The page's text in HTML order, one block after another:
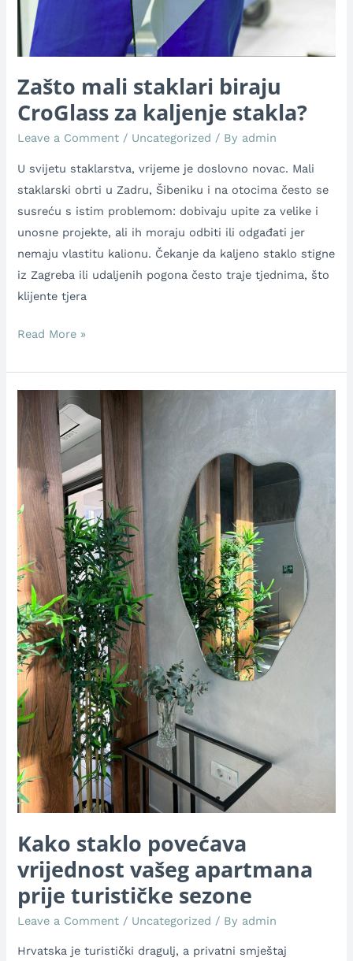
Zašto mali staklari biraju
CroGlass za kaljenje stakla?
Leave a Comment / Uncategorized / By admin
U svijetu staklarstva, vrijeme je doslovno novac. Mali
staklarski obrti u Zadru, Šibeniku i na otocima često se
susreću s istim problemom: dobivaju upite za velike i
unosne projekte, ali ih moraju odbiti ili odgađati jer
nemaju vlastitu kalionu. Čekanje da kaljeno staklo stigne
iz Zagreba ili udaljenih pogona često traje tjednima, što
klijente tjera
Read More »
Kako staklo povećava
vrijednost vašeg apartmana
prije turističke sezone
Leave a Comment / Uncategorized / By admin
Hrvatska je turistički dragulj, a privatni smještaj
Kako
staklo
povećava
vrijednost
vašeg
apartmana
prije
turističke
sezone